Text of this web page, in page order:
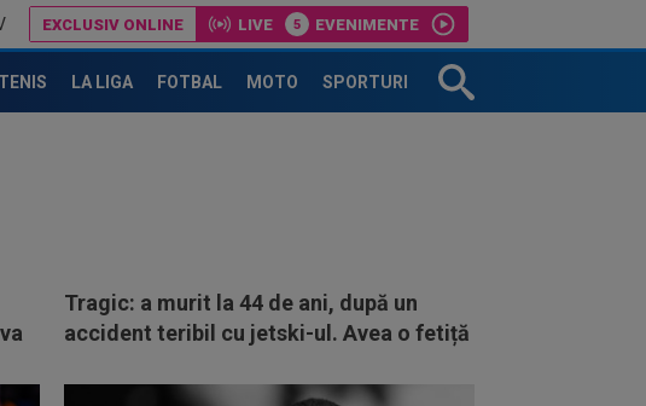
EXCLUSIV ONLINE LIVE EVENIMENTE
TENIS LA LIGA FOTBAL MOTO SPORTURI
Tragic: a murit la 44 de ani, după un
accident teribil cu jetski-ul. Avea o fetiță